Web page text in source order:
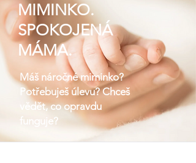
MIMINKO.
SPOKOJENÁ
MÁMA.
Máš náročné miminko?
Potřebuješ úlevu? Chceš
vědět, co opravdu
funguje?